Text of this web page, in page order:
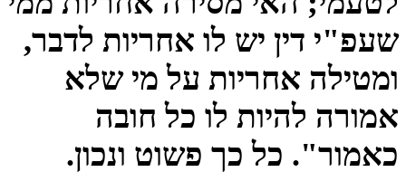
שעפ"י דין יש לו אחריות לדבר,
ומטילה אחריות על מי שלא
אמורה להיות לו כל חובה
כאמור". כל כך פשוט ונכון.